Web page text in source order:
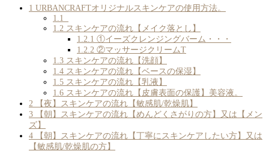
1 URBANCRAFTオリジナルスキンケアの使用方法。
1.1
1.2 スキンケアの流れ【メイク落とし】
1.2.1 ①イーズクレンジングバーム・・・
1.2.2 ②マッサージクリームT
1.3 スキンケアの流れ【洗顔】
1.4 スキンケアの流れ【ベースの保湿】
1.5 スキンケアの流れ【乳液】
1.6 スキンケアの流れ【皮膚表面の保護】美容液。
2 【夜】スキンケアの流れ【敏感肌/乾燥肌】
3 【朝】スキンケアの流れ【めんどくさがりの方】又は【メン
ズ】
4 【朝】スキンケアの流れ【丁寧にスキンケアしたい方】又は
【敏感肌/乾燥肌の方】